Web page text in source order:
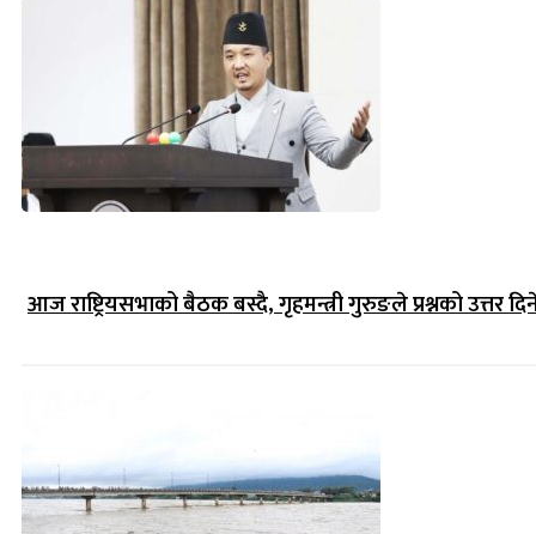
आज राष्ट्रियसभाको बैठक बस्दै, गृहमन्त्री गुरुङले प्रश्नको उत्तर